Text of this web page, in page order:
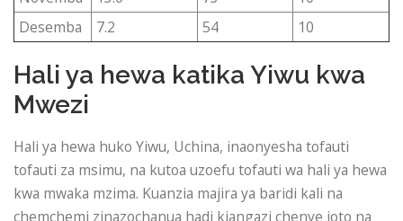
Desemba
7.2 54 10
Hali ya hewa katika Yiwu kwa
Mwezi
Hali ya hewa huko Yiwu, Uchina, inaonyesha tofauti
tofauti za msimu, na kutoa uzoefu tofauti wa hali ya hewa
kwa mwaka mzima. Kuanzia majira ya baridi kali na
chemchemi zinazochanua hadi kiangazi chenye joto na